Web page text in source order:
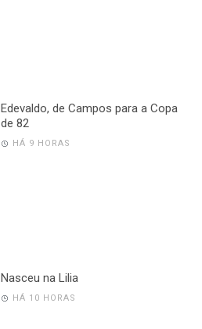
Edevaldo, de Campos para a Copa
de 82
HÁ 9 HORAS
Nasceu na Lilia
HÁ 10 HORAS